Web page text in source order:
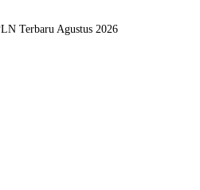
Terbaru Agustus 2026